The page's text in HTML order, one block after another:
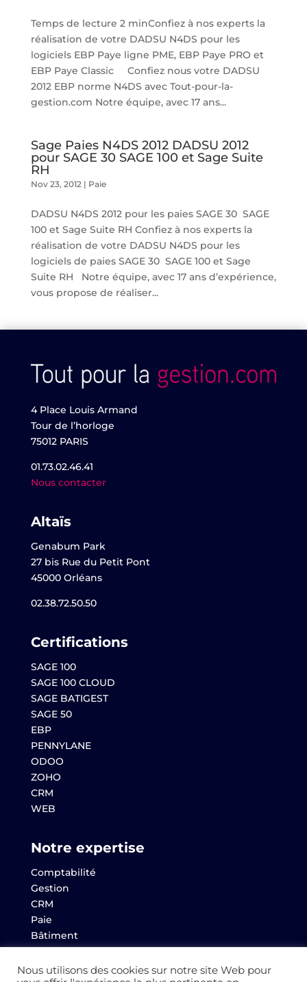
Temps de lecture 2 minConfiez à nos experts la
réalisation de votre DADSU N4DS pour les
logiciels EBP Paye ligne PME, EBP Paye PRO et
EBP Paye Classic Confiez nous votre DADSU
2012 EBP norme N4DS avec Tout-pour-la-
gestion.com Notre équipe, avec 17 ans...
Sage Paies N4DS 2012 DADSU 2012
pour SAGE 30 SAGE 100 et Sage Suite
RH
Nov 23, 2012| Paie
DADSU N4DS 2012 pour les paies SAGE 30 SAGE
100 et Sage Suite RH Confiez à nos experts la
réalisation de votre DADSU N4DS pour les
logiciels de paies SAGE 30 SAGE 100 et Sage
Suite RH Notre équipe, avec 17 ans d’expérience,
vous propose de réaliser...
4 Place Louis Armand
Tour de l’horloge
75012 PARIS
01.73.02.46.41
Nous contacter
Altaïs
Genabum Park
27 bis Rue du Petit Pont
45000 Orléans
02.38.72.50.50
Certifications
SAGE 100
SAGE 100 CLOUD
SAGE BATIGEST
SAGE 50
EBP
PENNYLANE
ODOO
ZOHO
CRM
WEB
Notre expertise
Comptabilité
Gestion
CRM
Paie
Bâtiment
Websem
Archives
Nous utilisons des cookies sur notre site Web pour